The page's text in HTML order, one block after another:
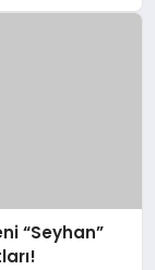
“Seyhan”